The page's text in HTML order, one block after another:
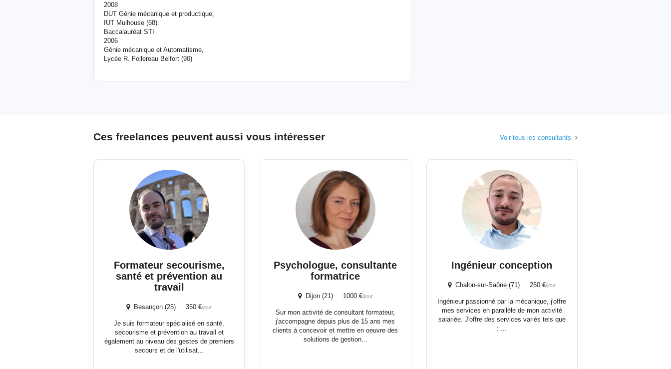
2008
DUT Génie mécanique et productique,
IUT Mulhouse (68).
Baccalauréat STI
2006
Génie mécanique et Automatisme,
Lycée R. Follereau Belfort (90)
Ces freelances peuvent aussi vous intéresser Voir tous les consultants
Formateur secourisme,
santé et prévention au
travail
Besançon (25) 350 €/jour
Je suis formateur spécialisé en santé,
secourisme et prévention au travail et
également au niveau des gestes de premiers
secours et de l'utilisat...
Psychologue, consultante
formatrice
Dijon (21) 1000 €/jour
Sur mon activité de consultant formateur,
j'accompagne depuis plus de 15 ans mes
clients à concevoir et mettre en oeuvre des
solutions de gestion...
Ingénieur conception
Chalon-sur-Saône (71) 250 €/jour
Ingénieur passionné par la mécanique, j'offre
mes services en parallèle de mon activité
salariée. J'offre des services variés tels que
: ...